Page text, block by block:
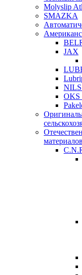
Molyslip
SMAZKA
JAX
OKS
материалов